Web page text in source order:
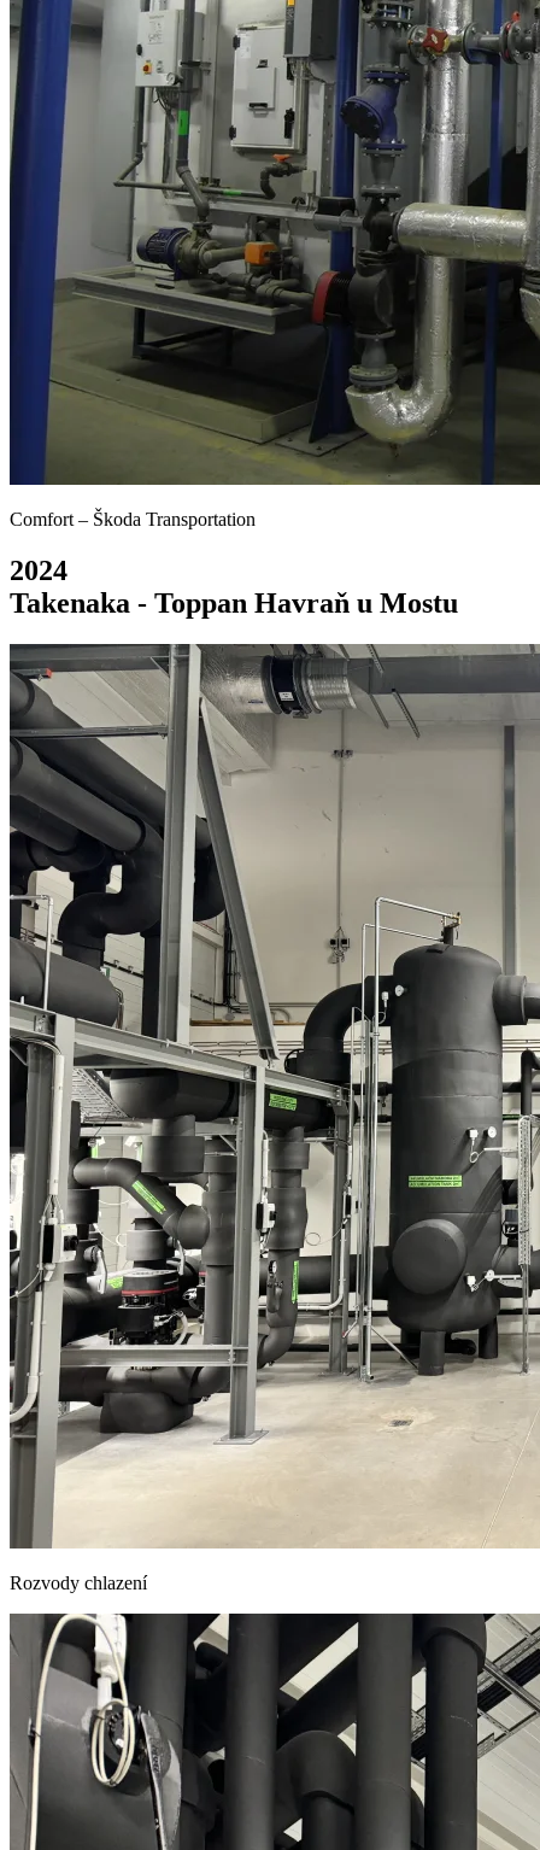
Comfort – Škoda Transportation
2024
Takenaka - Toppan Havraň u Mostu
Rozvody chlazení